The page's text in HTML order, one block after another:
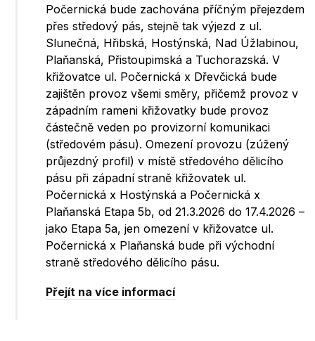
Počernická bude zachována příčným přejezdem
přes středový pás, stejně tak výjezd z ul.
Slunečná, Hřibská, Hostýnská, Nad Úžlabinou,
Plaňanská, Přistoupimská a Tuchorazská. V
křižovatce ul. Počernická x Dřevčická bude
zajištěn provoz všemi směry, přičemž provoz v
západním rameni křižovatky bude provoz
částečně veden po provizorní komunikaci
(středovém pásu). Omezení provozu (zúžený
průjezdný profil) v místě středového dělicího
pásu při západní straně křižovatek ul.
Počernická x Hostýnská a Počernická x
Plaňanská Etapa 5b, od 21.3.2026 do 17.4.2026 –
jako Etapa 5a, jen omezení v křižovatce ul.
Počernická x Plaňanská bude při východní
straně středového dělicího pásu.
Přejít na více informací